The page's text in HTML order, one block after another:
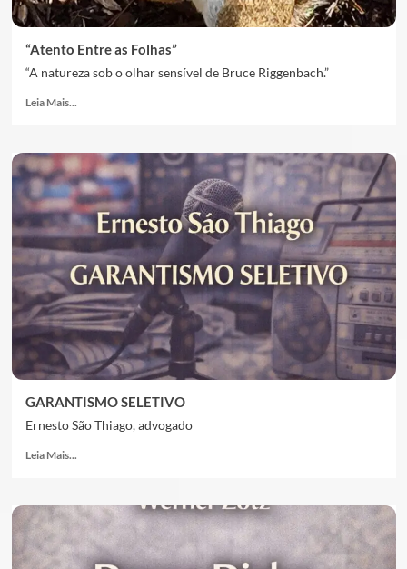
“Atento Entre as Folhas”
“A natureza sob o olhar sensível de Bruce Riggenbach.”
Leia Mais...
GARANTISMO SELETIVO
Ernesto São Thiago, advogado
Leia Mais...